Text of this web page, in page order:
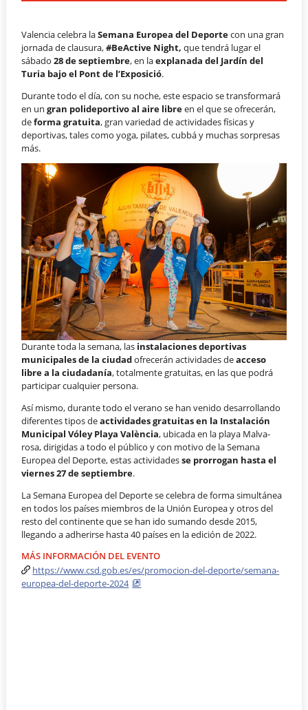
Valencia celebra laSemana Europea del Deportecon una gran
jornada de clausura,#BeActive Night,que tendrá lugar el
sábado28 de septiembre, en laexplanada del Jardín del
Turia bajo el Pont de l’Exposició.
Durante todo el día, con su noche, este espacio se transformará
en ungran polideportivo al aire libreen el que se ofrecerán,
deforma gratuita, gran variedad de actividades físicas y
deportivas, tales como yoga, pilates, cubbá y muchas sorpresas
más.
Durante toda la semana, las instalaciones deportivas
municipales de la ciudadofrecerán actividades deacceso
libre a la ciudadanía, totalmente gratuitas, en las que podrá
participar cualquier persona.
Así mismo, durante todo el verano se han venido desarrollando
diferentes tipos deactividades gratuitas en la Instalación
Municipal Vóley Playa València, ubicada en la playa Malva-
rosa, dirigidas a todo el público y con motivo de la Semana
Europea del Deporte, estas actividadesse prorrogan hasta el
viernes 27 de septiembre.
La Semana Europea del Deporte se celebra de forma simultánea
en todos los países miembros de la Unión Europea y otros del
resto del continente que se han ido sumando desde 2015,
llegando a adherirse hasta 40 países en la edición de 2022.
MÁS INFORMACIÓN DEL EVENTO
https://www.csd.gob.es/es/promocion-del-deporte/semana-
europea-del-deporte-2024